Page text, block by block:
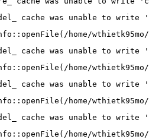
cache was unable to
home/wthietk95mo/
cache was unable to
home/wthietk95mo/
cache was unable to
home/wthietk95mo/
cache was unable to
home/wthietk95mo/